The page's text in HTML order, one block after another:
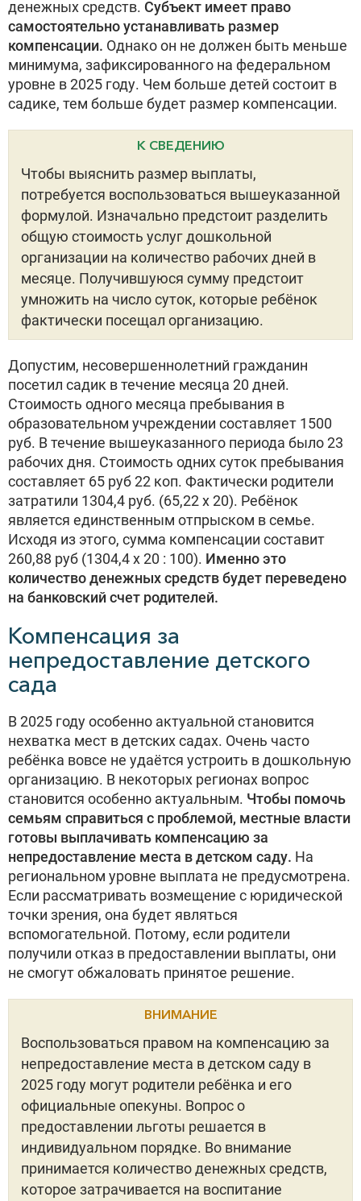
денежных средств. Субъект имеет право
самостоятельно устанавливать размер
компенсации. Однако он не должен быть меньше
минимума, зафиксированного на федеральном
уровне в 2025 году. Чем больше детей состоит в
садике, тем больше будет размер компенсации.
К СВЕДЕНИЮ
Чтобы выяснить размер выплаты,
потребуется воспользоваться вышеуказанной
формулой. Изначально предстоит разделить
общую стоимость услуг дошкольной
организации на количество рабочих дней в
месяце. Получившуюся сумму предстоит
умножить на число суток, которые ребёнок
фактически посещал организацию.
Допустим, несовершеннолетний гражданин
посетил садик в течение месяца 20 дней.
Стоимость одного месяца пребывания в
образовательном учреждении составляет 1500
руб. В течение вышеуказанного периода было 23
рабочих дня. Стоимость одних суток пребывания
составляет 65 руб 22 коп. Фактически родители
затратили 1304,4 руб. (65,22 х 20). Ребёнок
является единственным отпрыском в семье.
Исходя из этого, сумма компенсации составит
260,88 руб (1304,4 х 20 : 100). Именно это
количество денежных средств будет переведено
на банковский счет родителей.
Компенсация за
непредоставление детского
сада
В 2025 году особенно актуальной становится
нехватка мест в детских садах. Очень часто
ребёнка вовсе не удаётся устроить в дошкольную
организацию. В некоторых регионах вопрос
становится особенно актуальным. Чтобы помочь
семьям справиться с проблемой, местные власти
готовы выплачивать компенсацию за
непредоставление места в детском саду. На
региональном уровне выплата не предусмотрена.
Если рассматривать возмещение с юридической
точки зрения, она будет являться
вспомогательной. Потому, если родители
получили отказ в предоставлении выплаты, они
не смогут обжаловать принятое решение.
ВНИМАНИЕ
Воспользоваться правом на компенсацию за
непредоставление места в детском саду в
2025 году могут родители ребёнка и его
официальные опекуны. Вопрос о
предоставлении льготы решается в
индивидуальном порядке. Во внимание
принимается количество денежных средств,
которое затрачивается на воспитание